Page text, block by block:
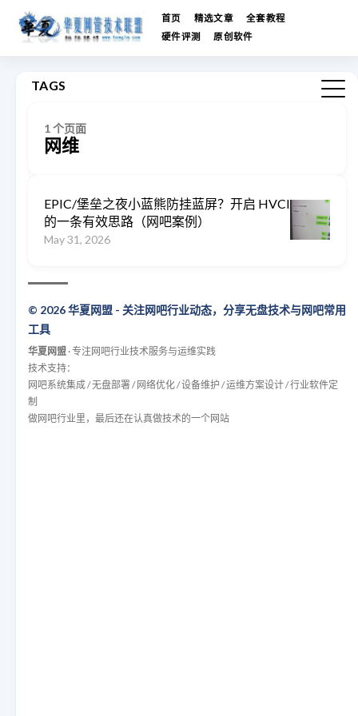
首页 精选文章
全套教程
硬件评测
原创软件
TAGS
1 个页面
网维
EPIC/堡垒之夜小蓝熊防挂蓝屏？开启 HVCI
的一条有效思路（网吧案例）
May 31, 2026
© 2026 华夏网盟 - 关注网吧行业动态，分享无盘技术与网吧常用
工具
华夏网盟 · 专注网吧行业技术服务与运维实践
技术支持：
网吧系统集成 / 无盘部署 / 网络优化 / 设备维护 / 运维方案设计 / 行业软件定
制
做网吧行业里，最后还在认真做技术的一个网站